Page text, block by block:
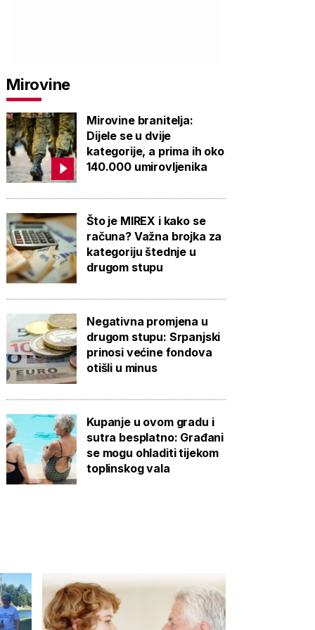
Mirovine
Mirovine branitelja:
Dijele se u dvije
kategorije, a prima ih oko
140.000 umirovljenika
Što je MIREX i kako se
računa? Važna brojka za
kategoriju štednje u
drugom stupu
Negativna promjena u
drugom stupu: Srpanjski
prinosi većine fondova
otišli u minus
Kupanje u ovom gradu i
sutra besplatno: Građani
se mogu ohladiti tijekom
toplinskog vala